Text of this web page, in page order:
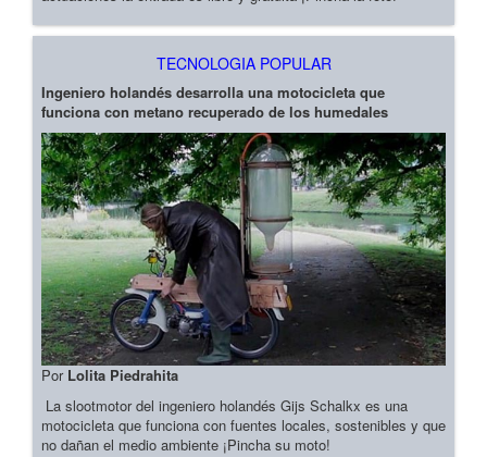
TECNOLOGIA POPULAR
Ingeniero holandés desarrolla una motocicleta que
funciona con metano recuperado de los humedales
Por Lolita Piedrahita
La slootmotor del ingeniero holandés Gijs Schalkx es una
motocicleta que funciona con fuentes locales, sostenibles y que
no dañan el medio ambiente ¡Pincha su moto!